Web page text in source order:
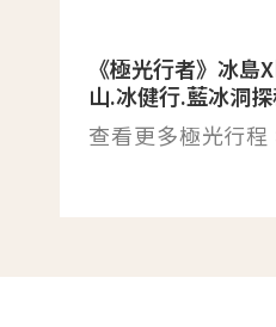
《極光行者》冰島
山.冰健行.藍冰洞
查看更多極光行程